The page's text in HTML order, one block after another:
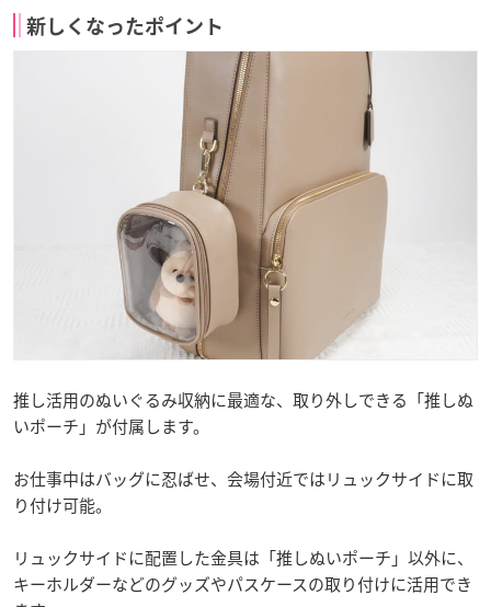
新しくなったポイント
推し活用のぬいぐるみ収納に最適な、取り外しできる「推しぬ
いポーチ」が付属します。
お仕事中はバッグに忍ばせ、会場付近ではリュックサイドに取
り付け可能。
リュックサイドに配置した金具は「推しぬいポーチ」以外に、
キーホルダーなどのグッズやパスケースの取り付けに活用でき